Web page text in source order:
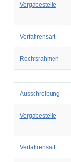
Vergabestelle
Verfahrensart
Rechtsrahmen
Ausschreibung
Vergabestelle
Verfahrensart